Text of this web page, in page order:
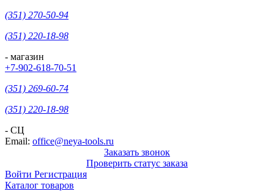
(351) 270-50-94
(351) 220-18-98
- магазин
+7-902-618-70-51
(351) 269-60-74
(351) 220-18-98
- СЦ
Email: office@neya-tools.ru
Заказать звонок
Проверить статус заказа
Войти Регистрация
Каталог товаров